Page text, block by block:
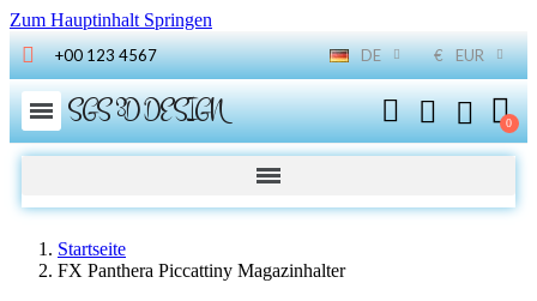
Zum Hauptinhalt Springen
+00 123 4567 DE € EUR
SGS 3D DESIGN
Startseite
FX Panthera Piccattiny Magazinhalter